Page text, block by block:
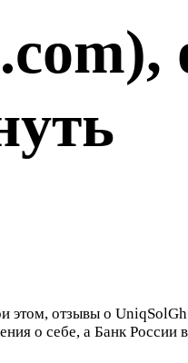
отзывы о
о себе, а Банк России